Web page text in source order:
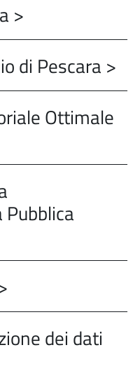
>
di Pescara >
Ottimale
dei dati